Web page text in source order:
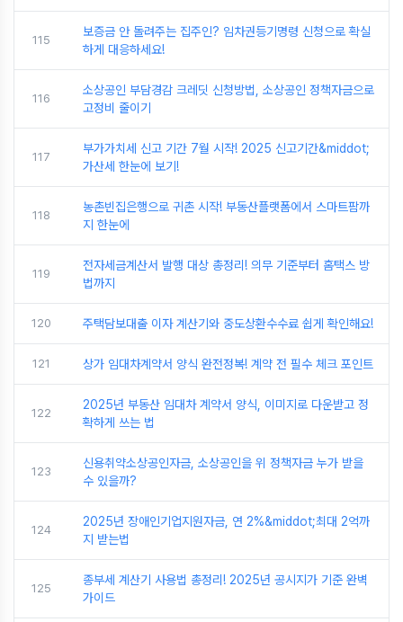
115
보증금 안 돌려주는 집주인? 임차권등기명령 신청으로 확실
하게 대응하세요!
116
소상공인 부담경감 크레딧 신청방법, 소상공인 정책자금으로
고정비 줄이기
117
부가가치세 신고 기간 7월 시작! 2025 신고기간&middot;
가산세 한눈에 보기!
118
농촌빈집은행으로 귀촌 시작! 부동산플랫폼에서 스마트팜까
지 한눈에
119
전자세금계산서 발행 대상 총정리! 의무 기준부터 홈택스 방
법까지
120 주택담보대출 이자 계산기와 중도상환수수료 쉽게 확인해요!
121 상가 임대차계약서 양식 완전정복! 계약 전 필수 체크 포인트
122
2025년 부동산 임대차 계약서 양식, 이미지로 다운받고 정
확하게 쓰는 법
123
신용취약소상공인자금, 소상공인을 위 정책자금 누가 받을
수 있을까?
124
2025년 장애인기업지원자금, 연 2%&middot;최대 2억까
지 받는법
125
종부세 계산기 사용법 총정리! 2025년 공시지가 기준 완벽
가이드